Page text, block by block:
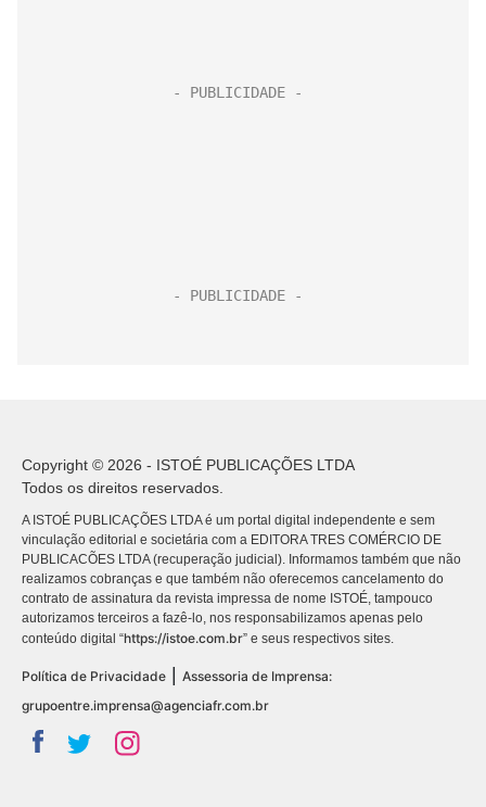
Copyright © 2026 - ISTOÉ PUBLICAÇÕES LTDA
Todos os direitos reservados.
A ISTOÉ PUBLICAÇÕES LTDA é um portal digital independente e sem
vinculação editorial e societária com a EDITORA TRES COMÉRCIO DE
PUBLICACÕES LTDA (recuperação judicial). Informamos também que não
realizamos cobranças e que também não oferecemos cancelamento do
contrato de assinatura da revista impressa de nome ISTOÉ, tampouco
autorizamos terceiros a fazê-lo, nos responsabilizamos apenas pelo
conteúdo digital “https://istoe.com.br” e seus respectivos sites.
Política de Privacidade
Assessoria de Imprensa:
grupoentre.imprensa@agenciafr.com.br